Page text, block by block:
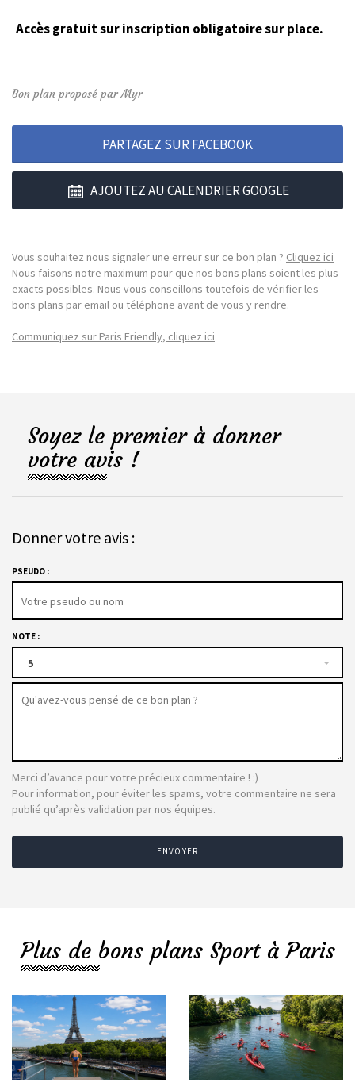
Accès gratuit sur inscription obligatoire sur place.
Bon plan proposé par Myr
PARTAGEZ SUR FACEBOOK
AJOUTEZ AU CALENDRIER GOOGLE
Vous souhaitez nous signaler une erreur sur ce bon plan ? Cliquez ici
Nous faisons notre maximum pour que nos bons plans soient les plus
exacts possibles. Nous vous conseillons toutefois de vérifier les
bons plans par email ou téléphone avant de vous y rendre.
Communiquez sur Paris Friendly, cliquez ici
Soyez le premier à donner
votre avis !
Donner votre avis :
PSEUDO :
NOTE :
5
Merci d’avance pour votre précieux commentaire ! :)
Pour information, pour éviter les spams, votre commentaire ne sera
publié qu’après validation par nos équipes.
ENVOYER
Plus de bons plans Sport à Paris